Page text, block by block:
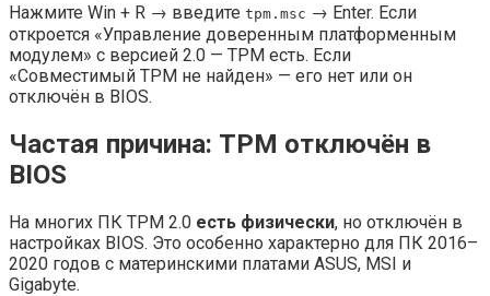
Нажмите Win + R → введите tpm.msc → Enter. Если
откроется «Управление доверенным платформенным
модулем» с версией 2.0 — TPM есть. Если
«Совместимый TPM не найден» — его нет или он
отключён в BIOS.
Частая причина: TPM отключён в
BIOS
На многих ПК TPM 2.0 есть физически, но отключён в
настройках BIOS. Это особенно характерно для ПК 2016–
2020 годов с материнскими платами ASUS, MSI и
Gigabyte.